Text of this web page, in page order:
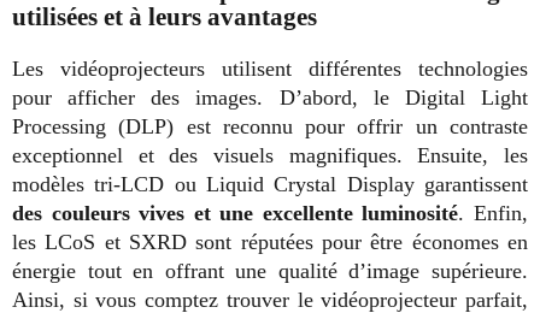
utilisées et à leurs avantages
Les vidéoprojecteurs utilisent différentes technologies
pour afficher des images. D’abord, le Digital Light
Processing (DLP) est reconnu pour offrir un contraste
exceptionnel et des visuels magnifiques. Ensuite, les
modèles tri-LCD ou Liquid Crystal Display garantissent
des couleurs vives et une excellente luminosité. Enfin,
les LCoS et SXRD sont réputées pour être économes en
énergie tout en offrant une qualité d’image supérieure.
Ainsi, si vous comptez trouver le vidéoprojecteur parfait,